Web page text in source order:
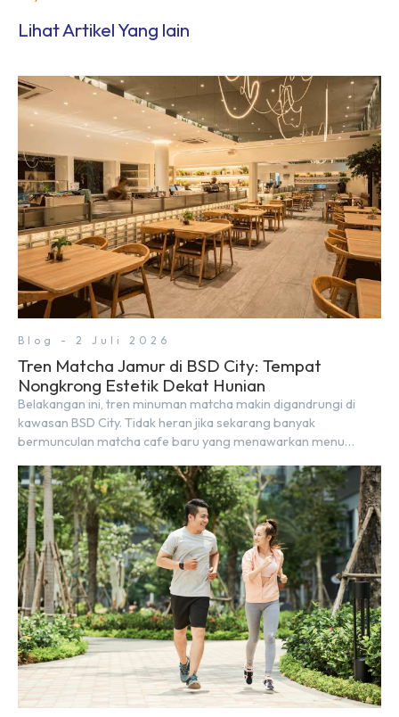
Lihat Artikel Yang lain
Blog - 2 Juli 2026
Tren Matcha Jamur di BSD City: Tempat
Nongkrong Estetik Dekat Hunian
Belakangan ini, tren minuman matcha makin digandrungi di
kawasan BSD City. Tidak heran jika sekarang banyak
bermunculan matcha cafe baru yang menawarkan menu
nyaman, baik untuk produktif bekerja (WFC) maupun sekadar
bersantai bersama orang terdekat. Kabar baiknya, deretan
kafe hits ini tersebar di lokasi-lokasi strategis yang sangat […]